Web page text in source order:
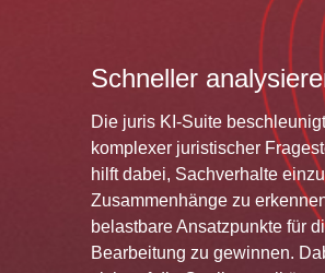
Schneller
Die juris KI-Suite
komplexer juristischer
hilft dabei, Sachverhalte
Zusammenhänge zu
belastbare Ansatzpunkte für
Bearbeitung zu gewinnen.